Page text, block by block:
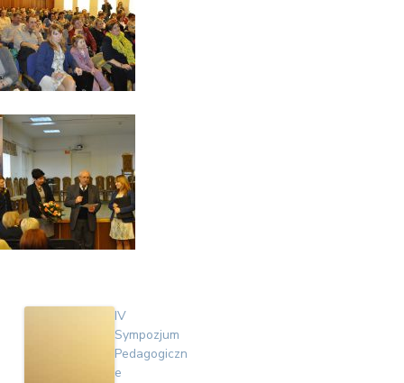
IV
Sympozjum
Pedagogiczn
e